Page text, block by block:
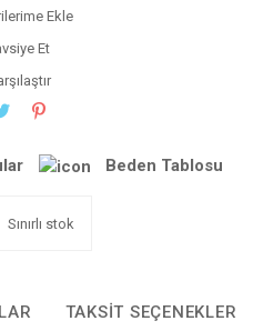
Et
Beden Tablosu
Sınırlı stok
TAKSIT SEÇENEKLERI